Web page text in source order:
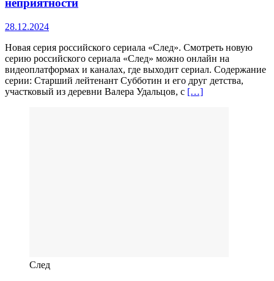
неприятности
28.12.2024
Новая серия российского сериала «След». Смотреть новую
серию российского сериала «След» можно онлайн на
видеоплатформах и каналах, где выходит сериал. Содержание
серии: Старший лейтенант Субботин и его друг детства,
участковый из деревни Валера Удальцов, с […]
След